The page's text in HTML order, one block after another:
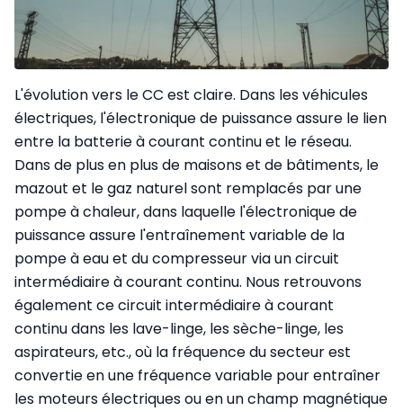
L'évolution vers le CC est claire. Dans les véhicules
électriques, l'électronique de puissance assure le lien
entre la batterie à courant continu et le réseau.
Dans de plus en plus de maisons et de bâtiments, le
mazout et le gaz naturel sont remplacés par une
pompe à chaleur, dans laquelle l'électronique de
puissance assure l'entraînement variable de la
pompe à eau et du compresseur via un circuit
intermédiaire à courant continu. Nous retrouvons
également ce circuit intermédiaire à courant
continu dans les lave-linge, les sèche-linge, les
aspirateurs, etc., où la fréquence du secteur est
convertie en une fréquence variable pour entraîner
les moteurs électriques ou en un champ magnétique